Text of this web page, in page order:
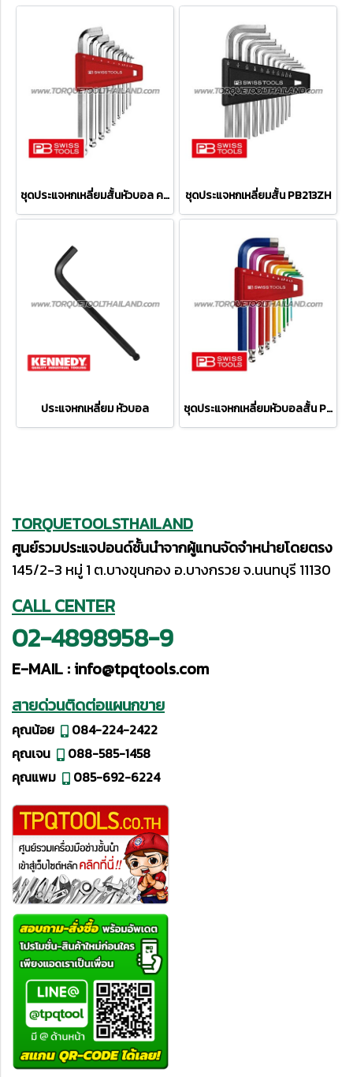
ชุดประแจหกเหลี่ยมสั้นหัวบอล คอสั้น PB2212H ชุดประแจหกเหลี่ยมสั้น PB213ZH
ประแจหกเหลี่ยม หัวบอล ชุดประแจหกเหลี่ยมหัวบอลสั้น PB212H-10RB
TORQUETOOLSTHAILAND
ศูนย์รวมประแจปอนด์ชั้นนำจากผู้แทนจัดจำหน่ายโดยตรง
145/2-3 หมู่ 1 ต.บางขุนกอง อ.บางกรวย จ.นนทบุรี 11130
CALL CENTER
02-4898958-9
E-MAIL :info@tpqtools.com
สายด่วนติดต่อแผนกขาย
คุณน้อย
084-224-2422
คุณเจน
088-585-1458
คุณแพม
085-692-6224